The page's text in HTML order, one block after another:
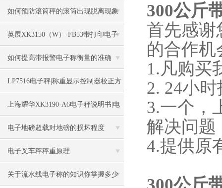
法
如何预防滚筒秤的滚筒出现脱离现象
英展XK3150（W）-FB53带打印电子
地磅
如何提高带报警电子称衡量的准确
度？
LP7516电子秤|称重显示控制器校正方
法
上海耀华XK3190-A6电子秤说明书|电
子秤|电子叉车称|磅秤
电子地磅超载对地磅的损坏程度
电子叉车秤秤重原理
关于流水线电子称的知识你掌握多少
300公斤
首先感谢
的合作
1.凡购买
2. 24小时
3.一个，
解决问题
4.提供原